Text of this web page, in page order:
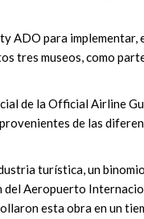
ADO para implementar,
tres museos, como
de la Official Airline
de las
turística, un
Aeropuerto
esta obra en un